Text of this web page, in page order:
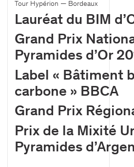
Tour Hypérion — Bordeaux
Lauréat du BIM
Grand Prix
Pyramides d’Or
Label « Bâtiment
carbone » BBCA
Grand Prix
Prix de la Mixité
Pyramides